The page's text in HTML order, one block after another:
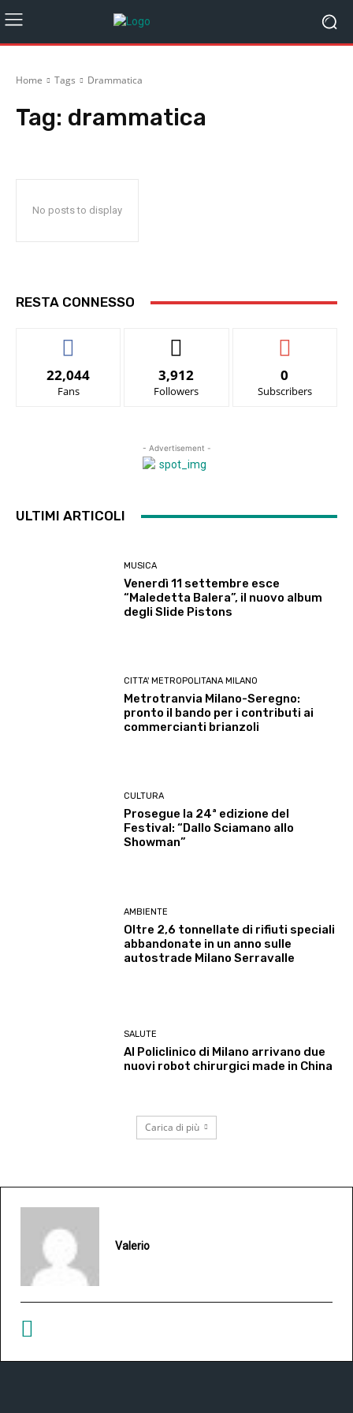
Home Tags Drammatica
Tag: drammatica
No posts to display
RESTA CONNESSO
22,044
Fans
3,912
Followers
0
Subscribers
- Advertisement -
ULTIMI ARTICOLI
MUSICA
Venerdì 11 settembre esce
“Maledetta Balera”, il nuovo album
degli Slide Pistons
CITTA' METROPOLITANA MILANO
Metrotranvia Milano-Seregno:
pronto il bando per i contributi ai
commercianti brianzoli
CULTURA
Prosegue la 24ª edizione del
Festival: “Dallo Sciamano allo
Showman”
AMBIENTE
Oltre 2,6 tonnellate di rifiuti speciali
abbandonate in un anno sulle
autostrade Milano Serravalle
SALUTE
Al Policlinico di Milano arrivano due
nuovi robot chirurgici made in China
Carica di più
Valerio